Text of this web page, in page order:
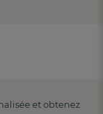
et obtenez